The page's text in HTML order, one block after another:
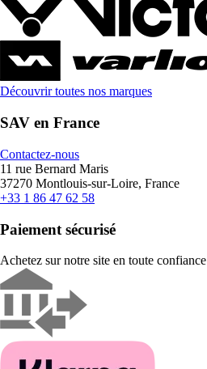
Découvrir toutes nos marques
SAV en France
Contactez-nous
11 rue Bernard Maris
37270 Montlouis-sur-Loire, France
+33 1 86 47 62 58
Paiement sécurisé
Achetez sur notre site en toute confiance